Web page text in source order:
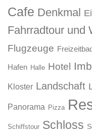
Cafe Denkmal
Fahrradtour und
Flugzeuge
Hafen Halle Hotel
Kloster Landschaft
Panorama Pizza
Schiffstour Schloss